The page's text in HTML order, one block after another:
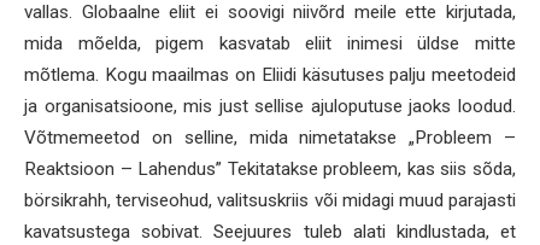
vallas. Globaalne eliit ei soovigi niivõrd meile ette kirjutada,
mida mõelda, pigem kasvatab eliit inimesi üldse mitte
mõtlema. Kogu maailmas on Eliidi käsutuses palju meetodeid
ja organisatsioone, mis just sellise ajuloputuse jaoks loodud.
Võtmemeetod on selline, mida nimetatakse „Probleem –
Reaktsioon – Lahendus” Tekitatakse probleem, kas siis sõda,
börsikrahh, terviseohud, valitsuskriis või midagi muud parajasti
kavatsustega sobivat. Seejuures tuleb alati kindlustada, et